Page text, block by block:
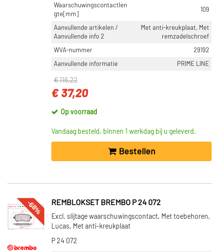
Waarschuwingscontactlen
gte[mm]
109
Aanvullende artikelen /
Aanvullende info 2
Met anti-kreukplaat, Met
remzadelschroef
WVA-nummer
29192
Aanvullende informatie
PRIME LINE
€ 116,22
€ 37,20
Op voorraad
Vandaag besteld, binnen 1 werkdag bij u geleverd.
Bestellen
-68% REMBLOKSET BREMBO P 24 072
Excl. slijtage waarschuwingscontact, Met toebehoren,
Lucas, Met anti-kreukplaat
P 24 072